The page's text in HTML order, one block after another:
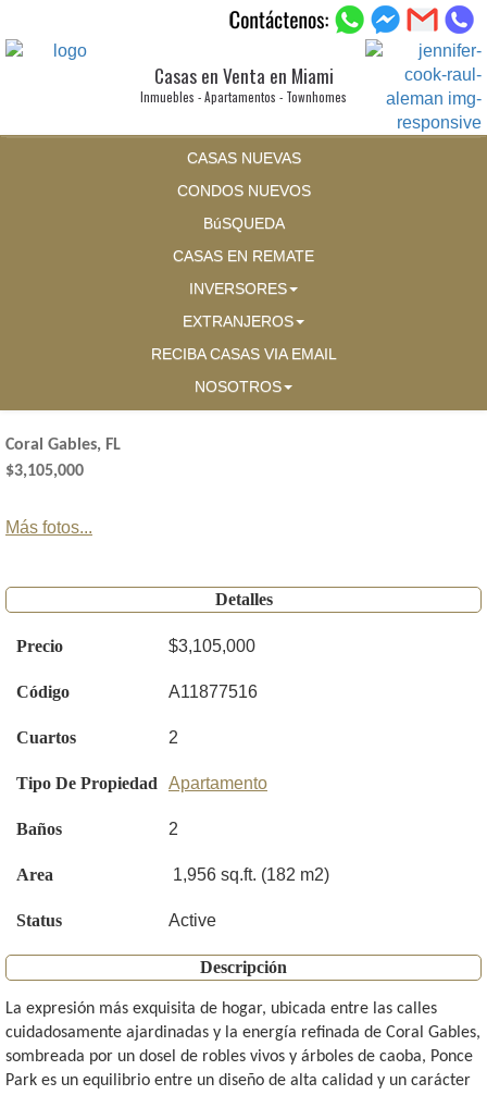
Casas en Venta en Miami
Inmuebles - Apartamentos - Townhomes
CASAS NUEVAS
CONDOS NUEVOS
BúSQUEDA
CASAS EN REMATE
INVERSORES
EXTRANJEROS
RECIBA CASAS VIA EMAIL
NOSOTROS
Coral Gables, FL
$3,105,000
Más fotos...
Detalles
Precio $3,105,000
Código A11877516
Cuartos 2
Tipo De Propiedad Apartamento
Baños 2
Area 1,956 sq.ft. (182 m2)
Status Active
Descripción
La expresión más exquisita de hogar, ubicada entre las calles
cuidadosamente ajardinadas y la energía refinada de Coral Gables,
sombreada por un dosel de robles vivos y árboles de caoba, Ponce
Park es un equilibrio entre un diseño de alta calidad y un carácter